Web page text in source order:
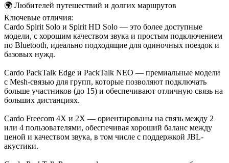
🌍 Любителей путешествий и долгих маршрутов
Ключевые отличия:
Cardo Spirit Solo и Spirit HD Solo — это более доступные
модели, с хорошим качеством звука и простым подключением
по Bluetooth, идеально подходящие для одиночных поездок и
базовых нужд.
Cardo PackTalk Edge и PackTalk NEO — премиальные модели
с Mesh-связью для групп, которые позволяют подключать
больше участников (до 15) и обеспечивают отличную связь на
больших дистанциях.
Cardo Freecom 4X и 2X — ориентированы на связь между 2
или 4 пользователями, обеспечивая хороший баланс между
ценой и качеством звука, в том числе с поддержкой JBL-
акустики.